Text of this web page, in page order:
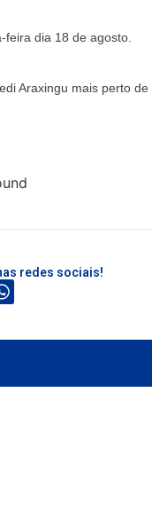
dia 18 de agosto.
Araxingu mais perto de
redes sociais!